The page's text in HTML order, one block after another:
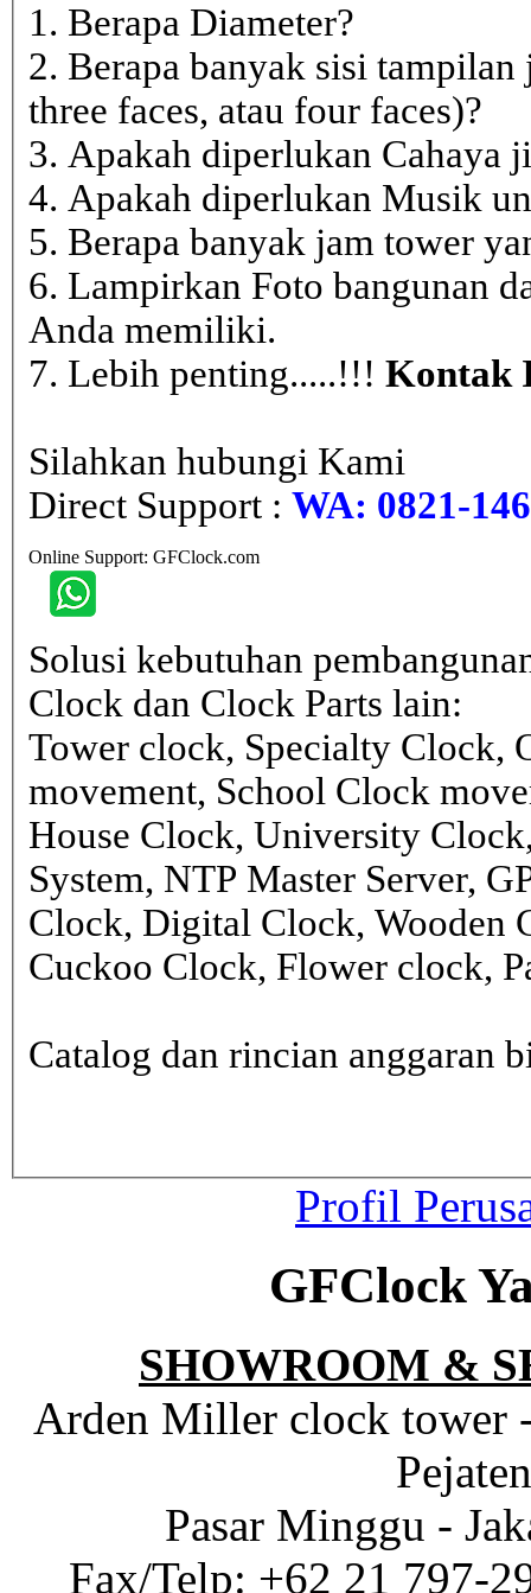
1. Berapa Diameter?
2. Berapa banyak sisi
three faces, atau four faces)?
3. Apakah diperlukan Cahaya
4. Apakah diperlukan Musik
5. Berapa banyak jam tower
6. Lampirkan Foto bangunan
Anda memiliki.
7. Lebih penting.....!!! Kontak
Silahkan hubungi Kami
Direct Support : WA: 0821-
Online Support: GFClock.com
Solusi kebutuhan
Clock dan Clock Parts lain:
Tower clock, Specialty Clock,
movement, School Clock
House Clock, University
System, NTP Master Server,
Clock, Digital Clock, Wooden
Cuckoo Clock, Flower clock,
Catalog dan rincian anggaran
Profil
GFClock
SHOWROOM &
Arden Miller clock tower
Pasar Minggu -
Fax/Telp: +62 21 797-